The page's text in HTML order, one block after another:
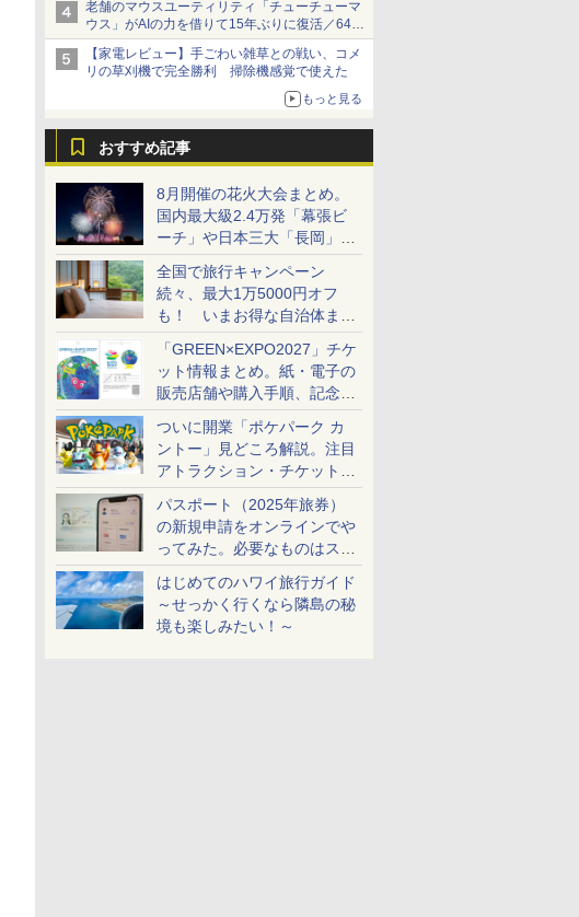
老舗のマウスユーティリティ「チューチューマ
ウス」がAIの力を借りて15年ぶりに復活／64bit
化、Windows 10/11、「Chrome」も走り回
る。復活記念で2026年末まで500円
【家電レビュー】手ごわい雑草との戦い、コメ
リの草刈機で完全勝利 掃除機感覚で使えた
もっと見る
おすすめ記事
8月開催の花火大会まとめ。
国内最大級2.4万発「幕張ビ
ーチ」や日本三大「長岡」な
ど大型イベント目白押し！
全国で旅行キャンペーン
続々、最大1万5000円オフ
も！ いまお得な自治体まと
め
「GREEN×EXPO2027」チケ
ット情報まとめ。紙・電子の
販売店舗や購入手順、記念チ
ケットも解説
ついに開業「ポケパーク カ
ントー」見どころ解説。注目
アトラクション・チケット手
配・来場前に必要な準備は？
パスポート（2025年旅券）
の新規申請をオンラインでや
ってみた。必要なものはスマ
ホとマイナカードのみ
はじめてのハワイ旅行ガイド
～せっかく行くなら隣島の秘
境も楽しみたい！～